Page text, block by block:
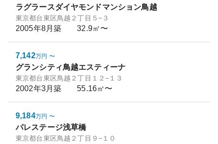
ラグラースダイヤモンドマンション鳥越
東京都台東区鳥越２丁目５−３
2005年8月築 32.9㎡〜
7,142万円 〜
グランシティ鳥越エスティーナ
東京都台東区鳥越２丁目１２−１３
2002年3月築 55.16㎡〜
9,184万円 〜
パレステージ浅草橋
東京都台東区鳥越２丁目９−１０